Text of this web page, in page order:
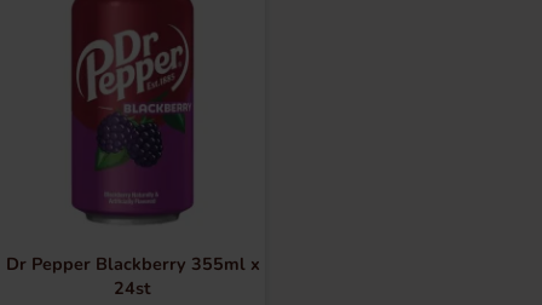
Dr Pepper Blackberry 355ml x
24st